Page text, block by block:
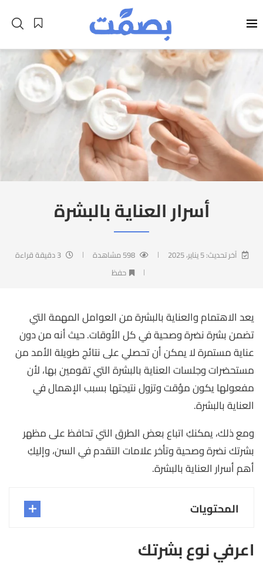
أسرار العناية بالبشرة
آخر تحديث:5 يناير، 2025 598مشاهدة
3 دقيقة قراءة
حفظ
يعد الاهتمام والعناية بالبشرة من العوامل المهمة التي
تضمن بشرة نضرة وصحية في كل الأوقات. حيث أنه من دون
عناية مستمرة لا يمكن أن تحصلي على نتائج طويلة الأمد من
مستحضرات وجلسات العناية بالبشرة التي تقومين بها، لأن
مفعولها يكون مؤقت وتزول نتيجتها بسبب الإهمال في
العناية بالبشرة.
ومع ذلك، يمكنكِ اتباع بعض الطرق التي تحافظ على مظهر
بشرتك نضرة وصحية وتأخر علامات التقدم في السن، وإليكِ
أهم أسرار العناية بالبشرة.
المحتويات
اعرفي نوع بشرتك